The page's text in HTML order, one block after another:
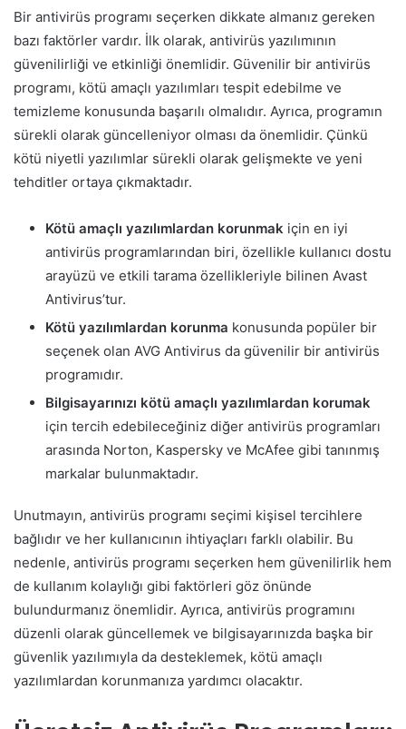
Bir antivirüs programı seçerken dikkate almanız gereken
bazı faktörler vardır. İlk olarak, antivirüs yazılımının
güvenilirliği ve etkinliği önemlidir. Güvenilir bir antivirüs
programı, kötü amaçlı yazılımları tespit edebilme ve
temizleme konusunda başarılı olmalıdır. Ayrıca, programın
sürekli olarak güncelleniyor olması da önemlidir. Çünkü
kötü niyetli yazılımlar sürekli olarak gelişmekte ve yeni
tehditler ortaya çıkmaktadır.
Kötü amaçlı yazılımlardan korunmak için en iyi
antivirüs programlarından biri, özellikle kullanıcı dostu
arayüzü ve etkili tarama özellikleriyle bilinen Avast
Antivirus’tur.
Kötü yazılımlardan korunma konusunda popüler bir
seçenek olan AVG Antivirus da güvenilir bir antivirüs
programıdır.
Bilgisayarınızı kötü amaçlı yazılımlardan korumak
için tercih edebileceğiniz diğer antivirüs programları
arasında Norton, Kaspersky ve McAfee gibi tanınmış
markalar bulunmaktadır.
Unutmayın, antivirüs programı seçimi kişisel tercihlere
bağlıdır ve her kullanıcının ihtiyaçları farklı olabilir. Bu
nedenle, antivirüs programı seçerken hem güvenilirlik hem
de kullanım kolaylığı gibi faktörleri göz önünde
bulundurmanız önemlidir. Ayrıca, antivirüs programını
düzenli olarak güncellemek ve bilgisayarınızda başka bir
güvenlik yazılımıyla da desteklemek, kötü amaçlı
yazılımlardan korunmanıza yardımcı olacaktır.